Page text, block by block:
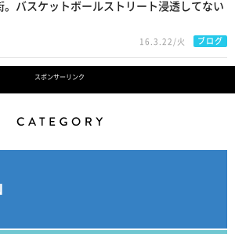
。バスケットボールストリート浸透してない
16.3.22/火 ブログ
スポンサーリンク